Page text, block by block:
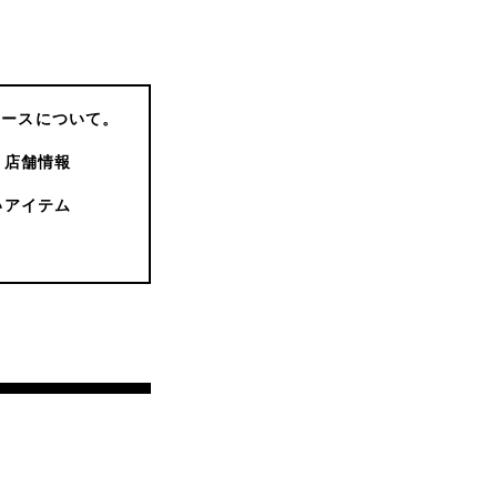
スについて。
店舗情報
イテム